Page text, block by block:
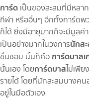
การ์ด เป็นของสะสมที่มีหลา
กีฬา หรืออื่นๆ อีกทั้งการ์ดพ
ก็ได้ ยิ่งมีอายุมากก็จะมีมูลค่
เป็นอย่างมากในวงการนักส
ชื่นชอบ นั้นก็คือการ์ดบาส
นั้นเอง โดยการ์ดบาสไม่เพี
รายได้ โดยที่นักสะสมบางค
อยู่ในมือตัวเอง